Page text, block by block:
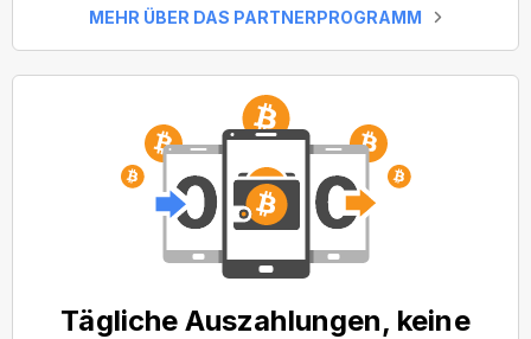
MEHR ÜBER DAS PARTNERPROGRAMM
Tägliche Auszahlungen, keine